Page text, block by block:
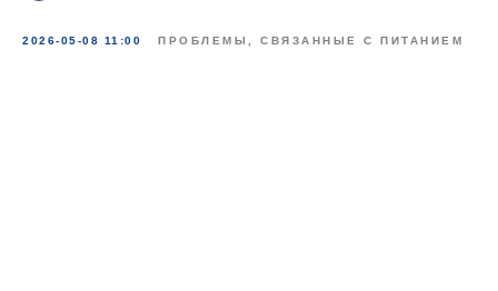
2026-05-08 11:00 ПРОБЛЕМЫ, СВЯЗАННЫЕ С ПИТАНИЕМ